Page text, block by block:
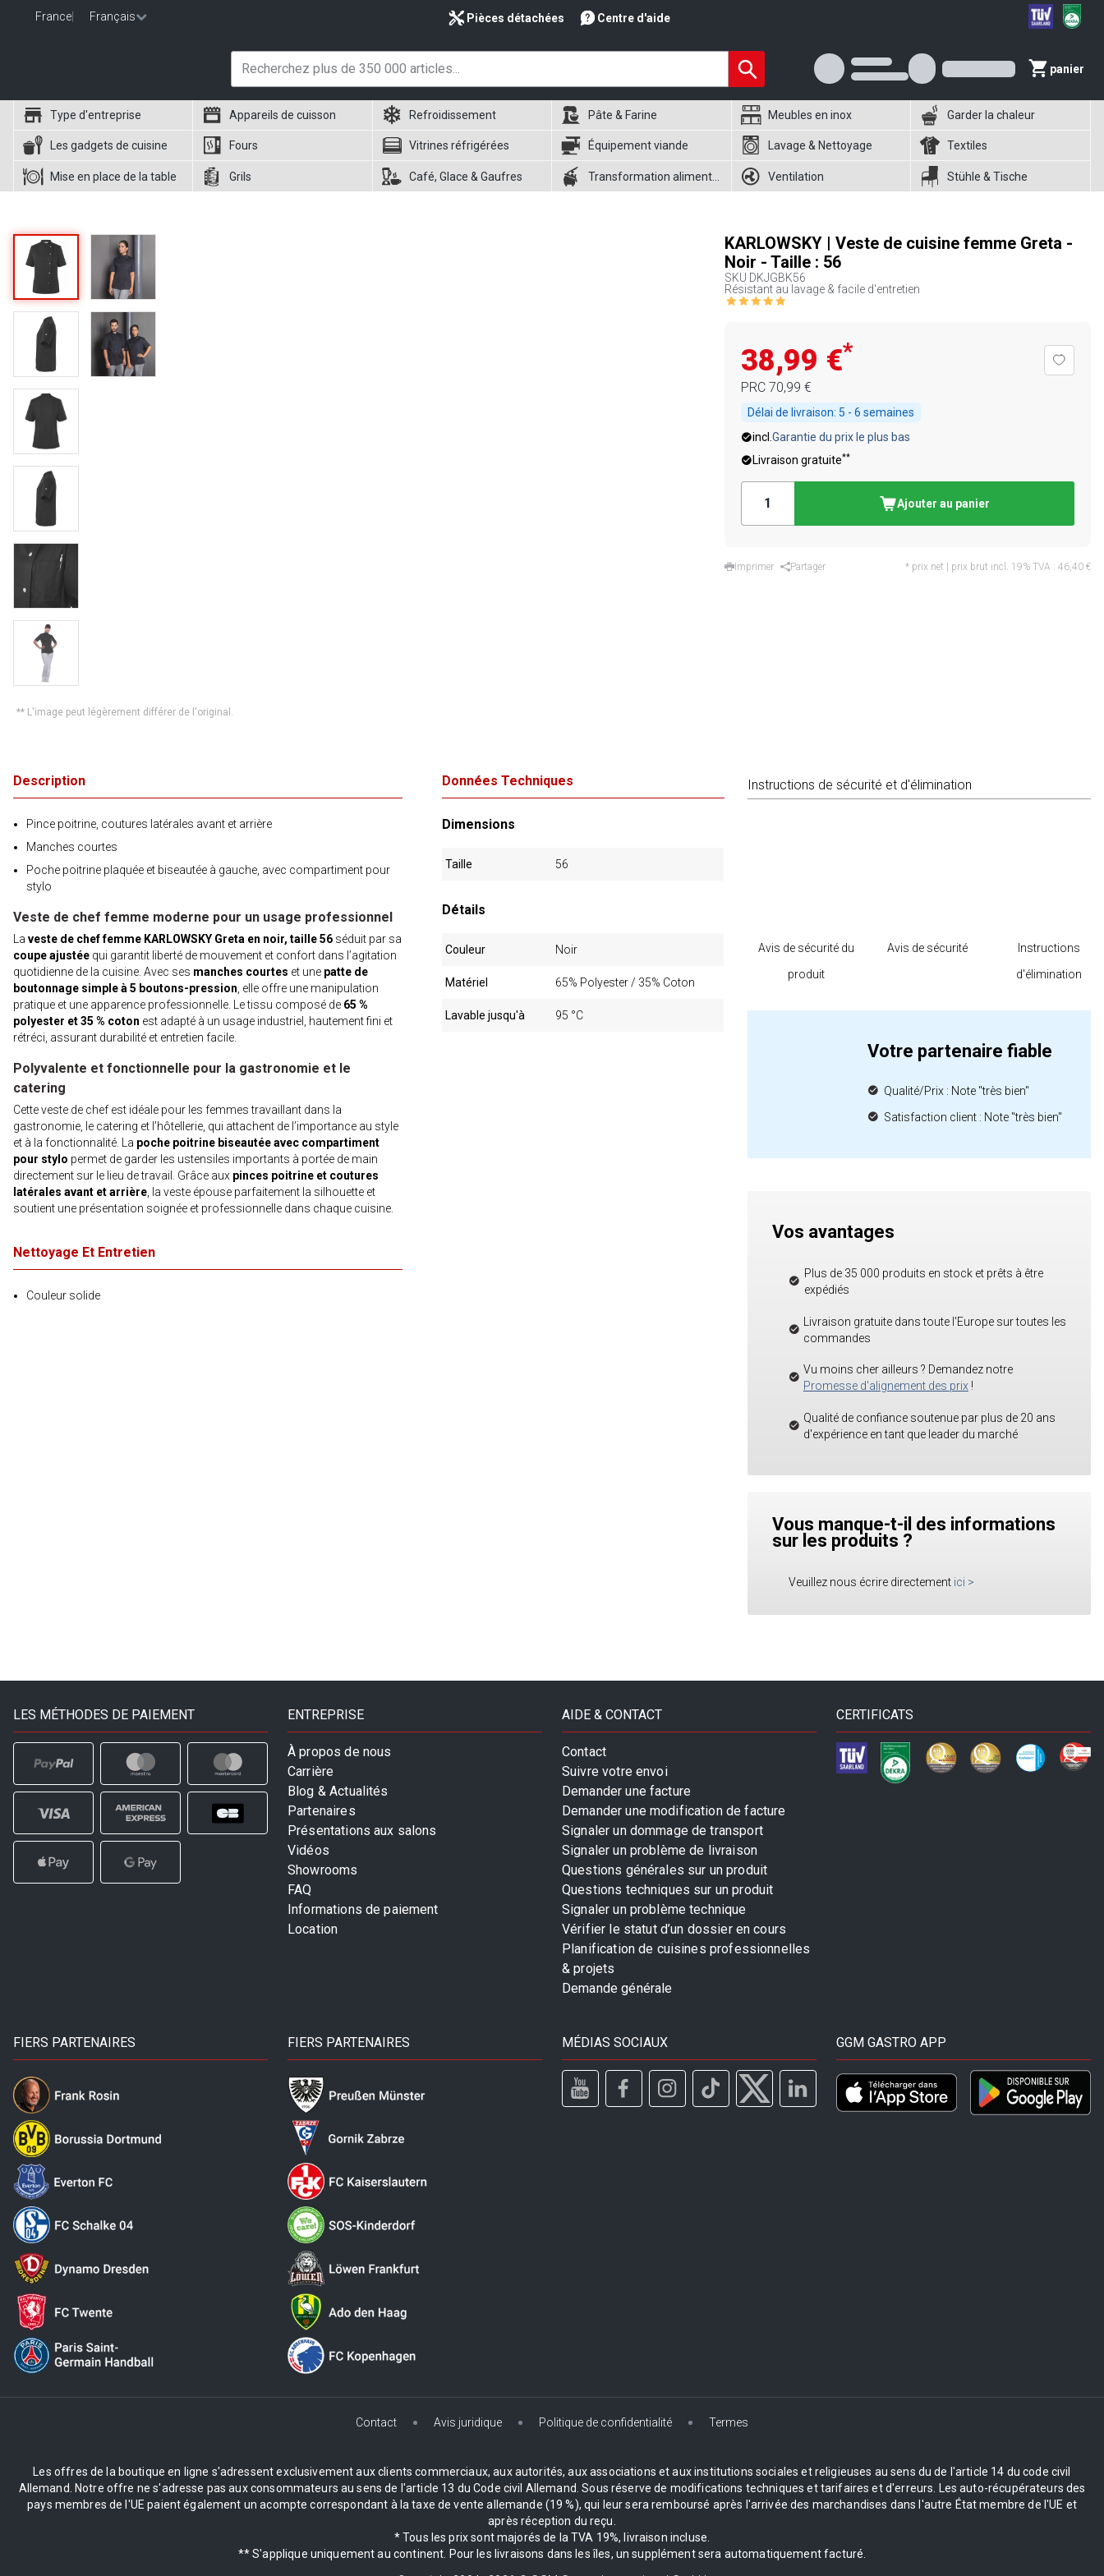
France Français Pièces détachées Centre d'aide
panier
Type d'entreprise Appareils de cuisson Refroidissement Pâte & Farine Meubles en inox Garder la chaleur
Les gadgets de cuisine Fours Vitrines réfrigérées Équipement viande Lavage & Nettoyage Textiles
Mise en place de la table Grils Café, Glace & Gaufres Ventilation Stühle & Tische
** L'image peut légèrement différer de l'original.
KARLOWSKY | Veste de cuisine femme Greta -
Noir - Taille : 56
SKU DKJGBK56
Résistant au lavage & facile d'entretien
38,99 €*
PRC 70,99 €
Délai de livraison: 5 - 6 semaines
incl. Garantie du prix le plus bas
Livraison gratuite**
Ajouter au panier
Imprimer Partager * prix net | prix brut incl. 19% TVA : 46,40 €
Description
Pince poitrine, coutures latérales avant et arrière
Manches courtes
Poche poitrine plaquée et biseautée à gauche, avec compartiment pour
stylo
Veste de chef femme moderne pour un usage professionnel
La veste de chef femme KARLOWSKY Greta en noir, taille 56 séduit par sa
coupe ajustée qui garantit liberté de mouvement et confort dans l’agitation
quotidienne de la cuisine. Avec ses manches courtes et une patte de
boutonnage simple à 5 boutons-pression , elle offre une manipulation
pratique et une apparence professionnelle. Le tissu composé de 65 %
polyester et 35 % coton est adapté à un usage industriel, hautement fini et
rétréci, assurant durabilité et entretien facile.
Polyvalente et fonctionnelle pour la gastronomie et le
catering
Cette veste de chef est idéale pour les femmes travaillant dans la
gastronomie, le catering et l’hôtellerie, qui attachent de l’importance au style
et à la fonctionnalité. La poche poitrine biseautée avec compartiment
pour stylo permet de garder les ustensiles importants à portée de main
directement sur le lieu de travail. Grâce aux pinces poitrine et coutures
latérales avant et arrière , la veste épouse parfaitement la silhouette et
soutient une présentation soignée et professionnelle dans chaque cuisine.
Nettoyage Et Entretien
Couleur solide
Données Techniques
Dimensions
Taille 56
Détails
Couleur Noir
Matériel 65% Polyester / 35% Coton
Lavable jusqu'à 95 °C
Instructions de sécurité et d'élimination
Avis de sécurité du
produit
Avis de sécurité
Instructions
d'élimination
Votre partenaire fiable
Qualité/Prix : Note "très bien"
Satisfaction client : Note "très bien"
Vos avantages
Plus de 35 000 produits en stock et prêts à être
expédiés
Livraison gratuite dans toute l'Europe sur toutes les
commandes
Vu moins cher ailleurs ? Demandez notre
Promesse d'alignement des prix!
Qualité de confiance soutenue par plus de 20 ans
d'expérience en tant que leader du marché
Vous manque-t-il des informations
sur les produits ?
Veuillez nous écrire directement ici >
LES MÉTHODES DE PAIEMENT ENTREPRISE
À propos de nous
Carrière
Blog & Actualités
Partenaires
Présentations aux salons
Vidéos
Showrooms
FAQ
Informations de paiement
Location
AIDE & CONTACT
Contact
Suivre votre envoi
Demander une facture
Demander une modification de facture
Signaler un dommage de transport
Signaler un problème de livraison
Questions générales sur un produit
Questions techniques sur un produit
Signaler un problème technique
Vérifier le statut d’un dossier en cours
Planification de cuisines professionnelles
& projets
Demande générale
CERTIFICATS
FIERS PARTENAIRES FIERS PARTENAIRES MÉDIAS SOCIAUX GGM GASTRO APP
Contact Avis juridique Politique de confidentialité Termes
Les offres de la boutique en ligne s'adressent exclusivement aux clients commerciaux, aux autorités, aux associations et aux institutions sociales et religieuses au sens du de l'article 14 du code civil
Allemand. Notre offre ne s'adresse pas aux consommateurs au sens de l'article 13 du Code civil Allemand. Sous réserve de modifications techniques et tarifaires et d'erreurs. Les auto-récupérateurs des
pays membres de l'UE paient également un acompte correspondant à la taxe de vente allemande (19 %), qui leur sera remboursé après l'arrivée des marchandises dans l'autre État membre de l'UE et
après réception du reçu.
* Tous les prix sont majorés de la TVA 19%, livraison incluse.
** S'applique uniquement au continent. Pour les livraisons dans les îles, un supplément sera automatiquement facturé.